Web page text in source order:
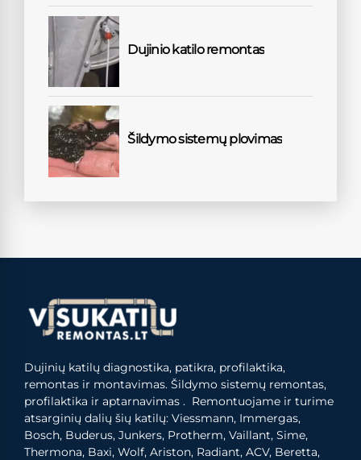
Dujinio katilo remontas
Šildymo sistemų plovimas
Dujinių katilų diagnostika, patikra, profilaktika,
remontas ir montavimas. Šildymo sistemų remontas,
profilaktika ir aptarnavimas . Remontuojame ir turime
atsarginių dalių šių katilų: Viessmann, Immergas,
Bosch, Buderus, Junkers, Protherm, Vaillant, Sime,
Thermona, Baxi, Wolf, Ariston, Radiant, ACV, Beretta,